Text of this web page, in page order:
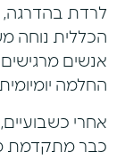
לרדת בהדרגה,
הכללית נוחה
אנשים
החלמה
אחרי
כבר מתקדמת